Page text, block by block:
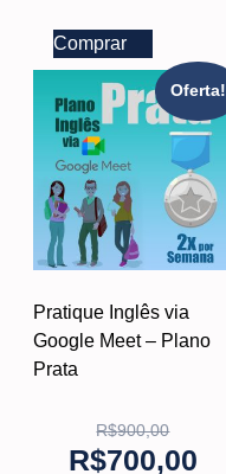
Comprar
Oferta!
Pratique Inglês via
Google Meet – Plano
Prata
R$900,00
R$700,00